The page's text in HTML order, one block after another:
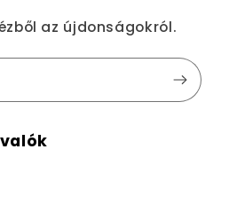
az újdonságokról.